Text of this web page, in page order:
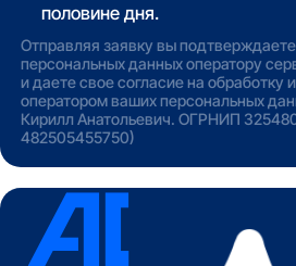
половине дня.
Отправляя заявку вы
персональных данных оператору
и даете свое согласие на обработку
оператором ваших персональных
Кирилл Анатольевич. ОГРНИП
482505455750)